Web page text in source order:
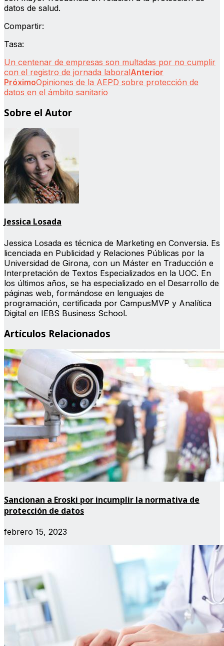
datos de salud.
Compartir:
Tasa:
Un centenar de empresas son multadas por no cumplir
con el registro de jornada laboralAnterior
PróximoOpiniones de la AEPD sobre protección de
datos en el ámbito sanitario
Sobre el Autor
Jessica Losada
Jessica Losada es técnica de Marketing en Conversia. Es
licenciada en Publicidad y Relaciones Públicas por la
Universidad de Girona, con un Máster en Traducción e
Interpretación de Textos Especializados en la UOC. En
los últimos años, se ha especializado en el Desarrollo de
páginas web, formándose en lenguajes de
programación, certificada por CampusMVP y Analítica
Digital en IEBS Business School.
Artículos Relacionados
Sancionan a Eroski por incumplir la normativa de
protección de datos
febrero 15, 2023